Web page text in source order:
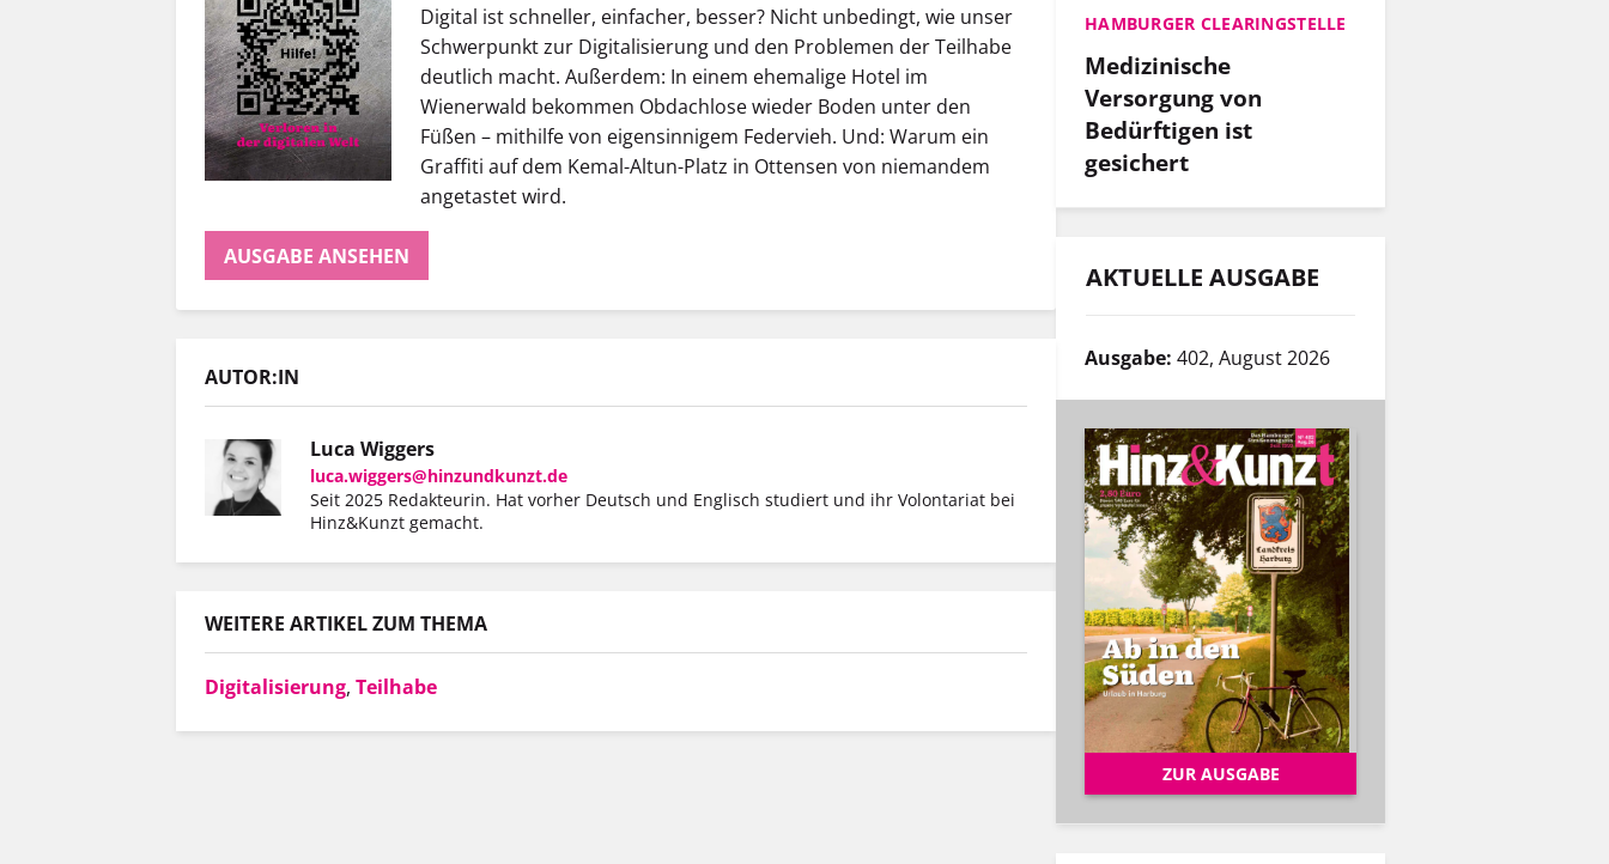
Digital ist schneller, einfacher, besser? Nicht unbedingt, wie unser
Schwerpunkt zur Digitalisierung und den Problemen der Teilhabe
deutlich macht. Außerdem: In einem ehemalige Hotel im
Wienerwald bekommen Obdachlose wieder Boden unter den
Füßen – mithilfe von eigensinnigem Federvieh. Und: Warum ein
Graffiti auf dem Kemal-Altun-Platz in Ottensen von niemandem
angetastet wird.
AUSGABE ANSEHEN
AUTOR:IN
Luca Wiggers
luca.wiggers@hinzundkunzt.de
Seit 2025 Redakteurin. Hat vorher Deutsch und Englisch studiert und ihr Volontariat bei
Hinz&Kunzt gemacht.
WEITERE ARTIKEL ZUM THEMA
Digitalisierung, Teilhabe
HAMBURGER CLEARINGSTELLE
Medizinische
Versorgung von
Bedürftigen ist
gesichert
AKTUELLE AUSGABE
Ausgabe: 402, August 2026
ZUR AUSGABE